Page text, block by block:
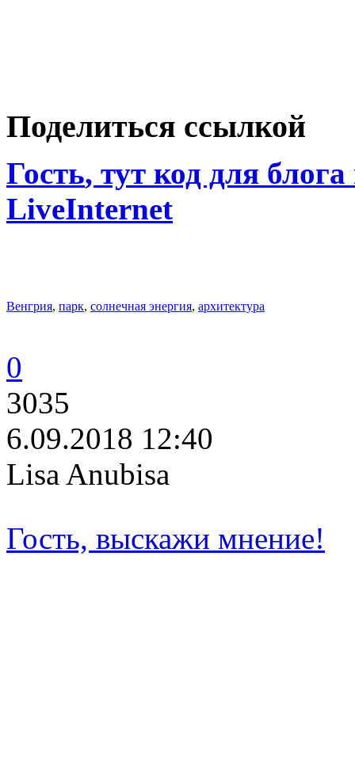
Поделиться ссылкой
Гость, тут код для
LiveInternet
Венгрия, парк, солнечная энергия, архитектура
0
3035
6.09.2018 12:40
Lisa Anubisa
Гость, выскажи мнение!